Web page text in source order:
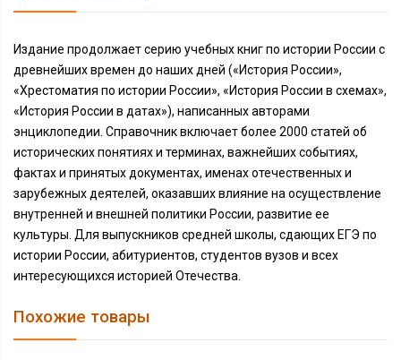
Издание продолжает серию учебных книг по истории России с
древнейших времен до наших дней («История России»,
«Хрестоматия по истории России», «История России в схемах»,
«История России в датах»), написанных авторами
энциклопедии. Справочник включает более 2000 статей об
исторических понятиях и терминах, важнейших событиях,
фактах и принятых документах, именах отечественных и
зарубежных деятелей, оказавших влияние на осуществление
внутренней и внешней политики России, развитие ее
культуры. Для выпускников средней школы, сдающих ЕГЭ по
истории России, абитуриентов, студентов вузов и всех
интересующихся историей Отечества.
Похожие товары